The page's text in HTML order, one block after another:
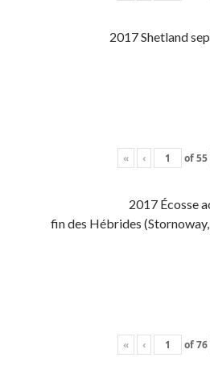
2017 Shetland
« ‹ of55
2017 Écosse
fin des Hébrides
« ‹ of76